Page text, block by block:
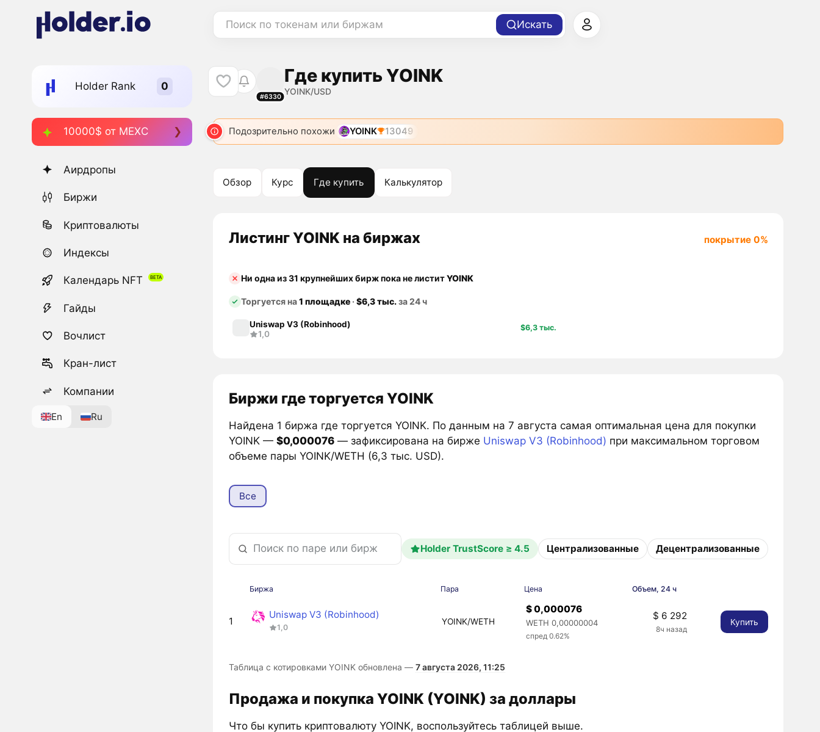
Поиск по токенам или биржам Искать
Holder Rank
10000$ от MEXC
Аирдропы
Биржи
Криптовалюты
Индексы
Календарь NFT
Гайды
Вочлист
Кран-лист
Компании
En Ru
#6330
Где купить YOINK
YOINK/USD
Подозрительно похожи YOINK 13049
Обзор Курс Где купить Калькулятор
Листинг YOINK на биржах покрытие 0%
Ни одна из 31 крупнейших бирж пока не листитYOINK
Торгуется на1 площадке·$6,3 тыс.за 24 ч
Uniswap V3 (Robinhood)
1,0
$6,3 тыс.
Биржи где торгуется YOINK
Найдена 1 биржа где торгуется YOINK. По данным на 7 августа самая оптимальная цена для покупки
YOINK — $0,000076— зафиксирована на бирже Uniswap V3 (Robinhood) при максимальном торговом
объеме пары YOINK/WETH (6,3 тыс. USD).
Все
Holder TrustScore ≥ 4.5 Централизованные Децентрализованные
Биржа Пара Цена Объем, 24 ч
1
Uniswap V3 (Robinhood)
1,0
YOINK/WETH
$ 0,000076
WETH 0,00000004
спред 0.62%
$ 6 292
8ч назад
Купить
Таблица с котировками YOINK обновлена — 7 августа 2026, 11:25
Продажа и покупка YOINK (YOINK) за доллары
Что бы купить криптовалюту YOINK, воспользуйтесь таблицей выше.